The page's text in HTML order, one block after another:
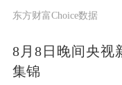
美元；据估计
可达2万亿美
左右，增速将
东方财富Choice数据
8月8日晚间央视
集锦